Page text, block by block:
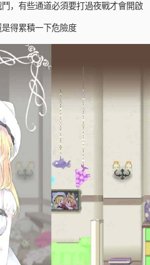
，有些通道必須要打過夜戰才會開啟
得累積一下危險度